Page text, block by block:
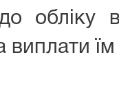
обліку
виплати